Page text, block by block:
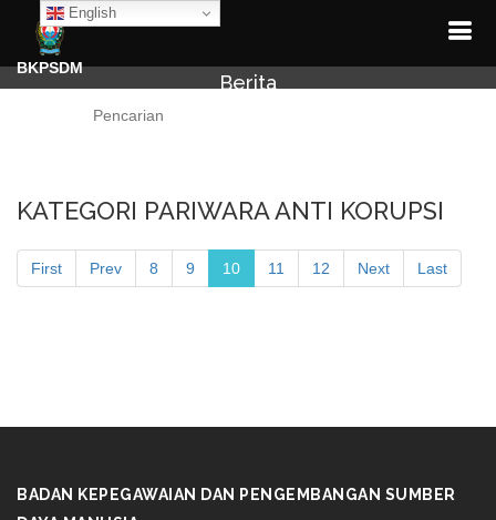
English
BKPSDM
Berita
KATEGORI PARIWARA ANTI KORUPSI
First Prev 8 9 10 11 12 Next Last
BADAN KEPEGAWAIAN DAN PENGEMBANGAN SUMBER